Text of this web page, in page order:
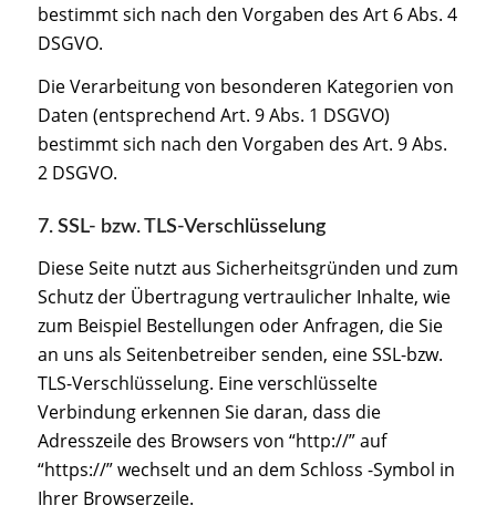
bestimmt sich nach den Vorgaben des Art 6 Abs. 4
DSGVO.
Die Verarbeitung von besonderen Kategorien von
Daten (entsprechend Art. 9 Abs. 1 DSGVO)
bestimmt sich nach den Vorgaben des Art. 9 Abs.
2 DSGVO.
7. SSL- bzw. TLS-Verschlüsselung
Diese Seite nutzt aus Sicherheitsgründen und zum
Schutz der Übertragung vertraulicher Inhalte, wie
zum Beispiel Bestellungen oder Anfragen, die Sie
an uns als Seitenbetreiber senden, eine SSL-bzw.
TLS-Verschlüsselung. Eine verschlüsselte
Verbindung erkennen Sie daran, dass die
Adresszeile des Browsers von “http://” auf
“https://” wechselt und an dem Schloss -Symbol in
Ihrer Browserzeile.